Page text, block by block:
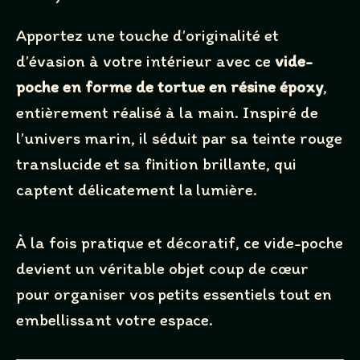
Apportez une touche d’originalité et
d’évasion à votre intérieur avec ce vide-
poche en forme de tortue en résine époxy,
entièrement réalisé à la main. Inspiré de
l’univers marin, il séduit par sa teinte rouge
translucide et sa finition brillante, qui
captent délicatement la lumière.
À la fois pratique et décoratif, ce vide-poche
devient un véritable objet coup de cœur
pour organiser vos petits essentiels tout en
embellissant votre espace.